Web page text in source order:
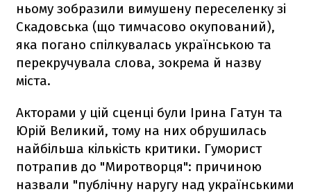
ньому зобразили вимушену переселенку зі
Скадовська (що тимчасово окупований),
яка погано спілкувалась українською та
перекручувала слова, зокрема й назву
міста.
Акторами у цій сценці були Ірина Гатун та
Юрій Великий, тому на них обрушилась
найбільша кількість критики. Гуморист
потрапив до "Миротворця": причиною
назвали "публічну наругу над українськими